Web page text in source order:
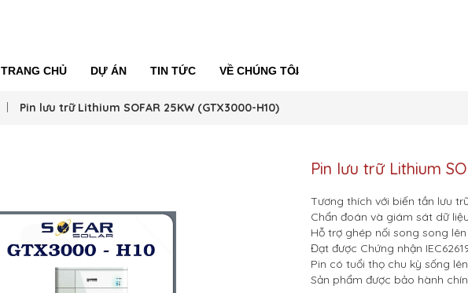
TRANG CHỦ DỰ ÁN TIN TỨC VỀ CHÚNG TÔI
Pin lưu trữ Lithium SOFAR 25KW (GTX3000-H10)
Pin lưu trữ Lithium
Tương thích với biến tần lưu
Chẩn đoán và giám sát dữ
Hỗ trợ ghép nối song song
Đạt được Chứng nhận
Pin có tuổi thọ chu kỳ sống
Sản phẩm được bảo hành